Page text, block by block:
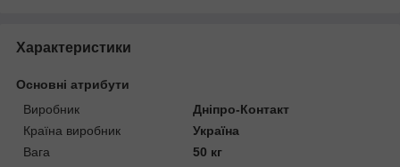
Характеристики
Основні атрибути
Виробник
Дніпро-Контакт
Країна виробник
Україна
Вага
50 кг